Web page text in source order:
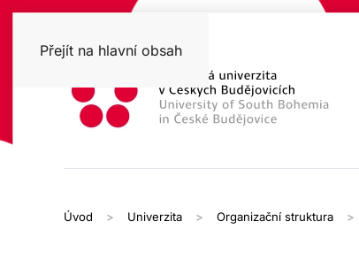
Přejít na hlavní obsah
Úvod Univerzita Organizační struktura